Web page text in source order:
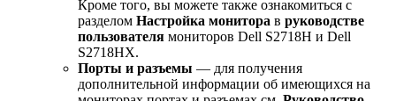
Кроме того, вы можете также ознакомиться с
разделом Настройка монитора в руководстве
пользователя мониторов Dell S2718H и Dell
S2718HX.
Порты и разъемы — для получения
дополнительной информации об имеющихся на